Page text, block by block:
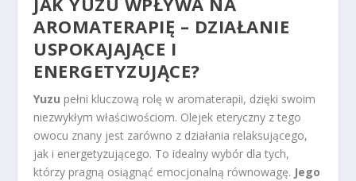
AROMATERAPIĘ – DZIAŁANIE
USPOKAJAJĄCE I
ENERGETYZUJĄCE?
Yuzu pełni kluczową rolę w aromaterapii, dzięki swoim
niezwykłym właściwościom. Olejek eteryczny z tego
owocu znany jest zarówno z działania relaksującego,
jak i energetyzującego. To idealny wybór dla tych,
którzy pragną osiągnąć emocjonalną równowagę. Jego